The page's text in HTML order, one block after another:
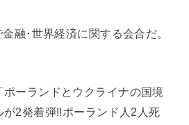
融･世界経済に関する会合だ。
ーランドとウクライナの国境
2発着弾!!ポーランド人2人死